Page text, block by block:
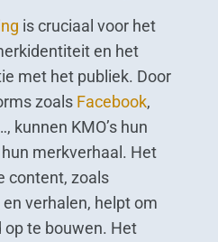
is cruciaal voor het
en het
met het publiek. Door
zoals Facebook,
kunnen KMO’s hun
merkverhaal. Het
content, zoals
en verhalen, helpt om
te bouwen. Het